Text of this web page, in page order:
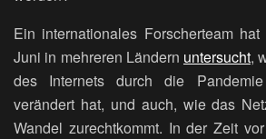
Ein internationales Forscherteam
Juni in mehreren Ländern untersucht,
des Internets durch die
verändert hat, und auch, wie das
Wandel zurechtkommt. In der Zeit